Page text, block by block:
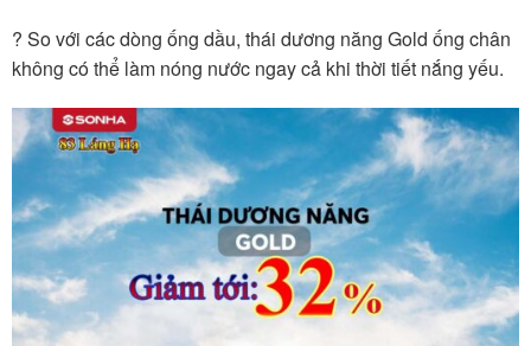
? So với các dòng ống dầu, thái dương năng Gold ống chân
không có thể làm nóng nước ngay cả khi thời tiết nắng yếu.